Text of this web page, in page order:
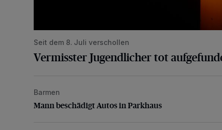
Seit dem 8. Juli verschollen
Vermisster Jugendlicher tot
Mann beschädigt Autos in Parkhaus
Barmen
Mann beschädigt Autos in Parkhaus